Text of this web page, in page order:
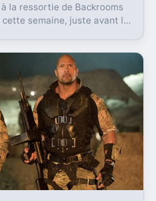
la ressortie de Backrooms
cette semaine, juste avant la